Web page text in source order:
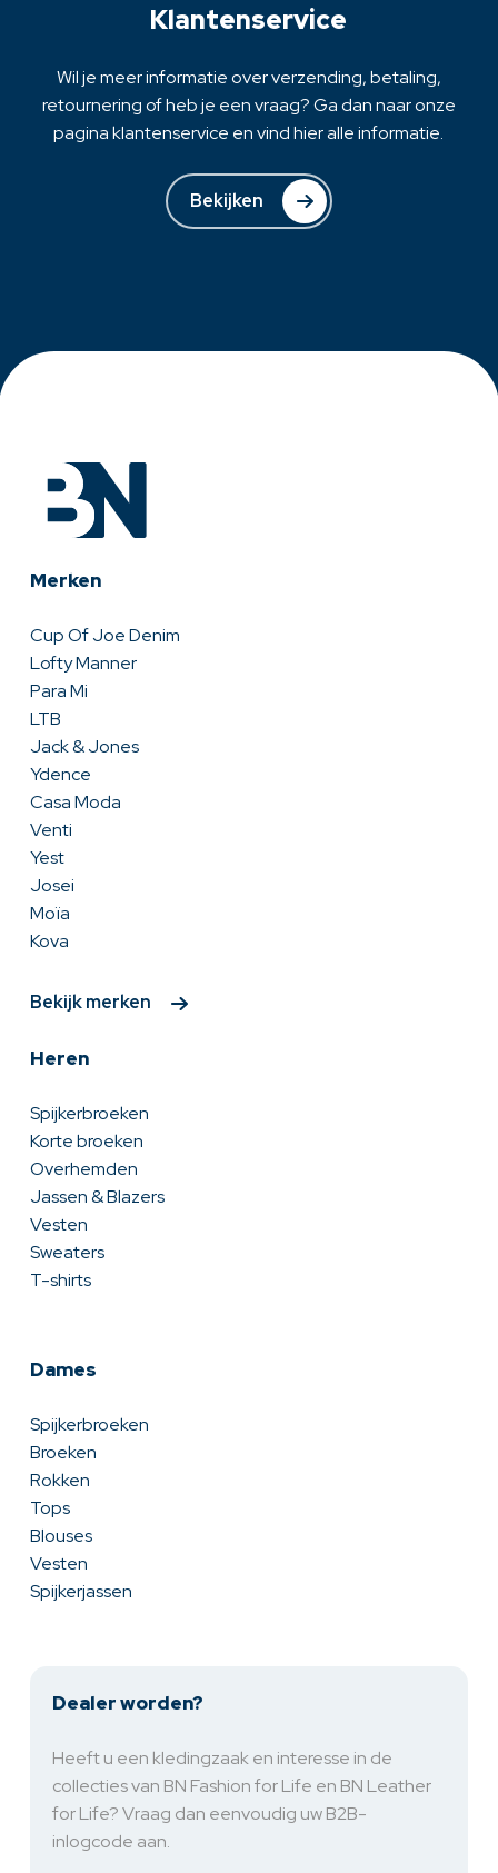
productpagina
Klantenservice
Wil je meer informatie over verzending, betaling,
retournering of heb je een vraag? Ga dan naar onze
pagina klantenservice en vind hier alle informatie.
Bekijken
Merken
Cup Of Joe Denim
Lofty Manner
Para Mi
LTB
Jack & Jones
Ydence
Casa Moda
Venti
Yest
Josei
Moïa
Kova
Bekijk merken
Heren
Spijkerbroeken
Korte broeken
Overhemden
Jassen & Blazers
Vesten
Sweaters
T-shirts
Dames
Spijkerbroeken
Broeken
Rokken
Tops
Blouses
Vesten
Spijkerjassen
Dealer worden?
Heeft u een kledingzaak en interesse in de
collecties van BN Fashion for Life en BN Leather
for Life? Vraag dan eenvoudig uw B2B-
inlogcode aan.